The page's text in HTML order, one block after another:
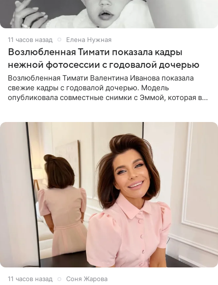
11 часов назад Елена Нужная
Возлюбленная Тимати показала кадры
нежной фотосессии с годовалой дочерью
Возлюбленная Тимати Валентина Иванова показала
свежие кадры с годовалой дочерью. Модель
опубликовала совместные снимки с Эммой, которая в
11 часов назад Соня Жарова